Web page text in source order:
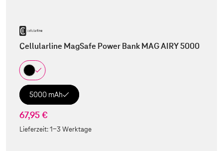
Cellularline MagSafe Power Bank MAG AIRY 5000
5000 mAh
67,95 €
Lieferzeit:1-3 Werktage